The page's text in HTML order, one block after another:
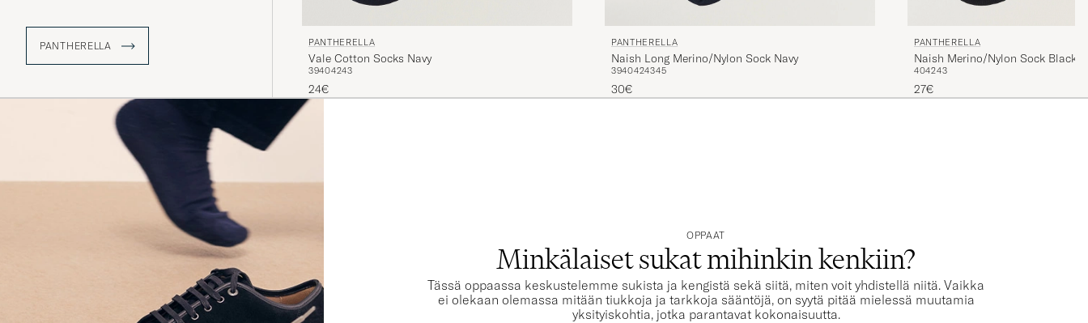
PANTHERELLA PANTHERELLA
Vale Cotton Socks Navy
39404243
24€
PANTHERELLA
Naish Long Merino/Nylon Sock Navy
3940424345
30€
PANTHERELLA
Naish Merino/Nylon Sock Black
404243
27€
OPPAAT
Minkälaiset sukat mihinkin kenkiin?
Tässä oppaassa keskustelemme sukista ja kengistä sekä siitä, miten voit yhdistellä niitä. Vaikka
ei olekaan olemassa mitään tiukkoja ja tarkkoja sääntöjä, on syytä pitää mielessä muutamia
yksityiskohtia, jotka parantavat kokonaisuutta.